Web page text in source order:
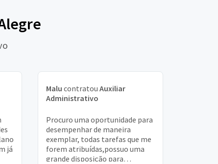
já
Malu contratou Auxiliar
Administrativo
Procuro uma oportunidade para
desempenhar de maneira
exemplar, todas tarefas que me
forem atribuídas,possuo uma
grande disposição para